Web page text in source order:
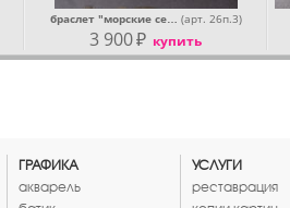
браслет "морские се… (арт. 26п.3)
3 900₽ купить
ГРАФИКА
акварель
УСЛУГИ
реставрация